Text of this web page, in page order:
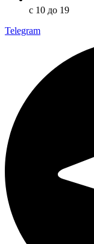
с 10 до 19
Telegram